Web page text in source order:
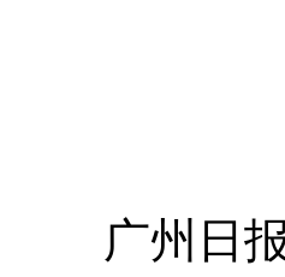
广州日报